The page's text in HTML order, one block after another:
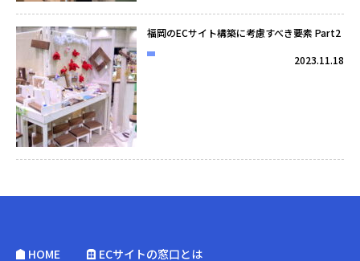
福岡のECサイト構築に考慮すべき要素 Part2
2023.11.18
HOME ECサイトの窓口とは